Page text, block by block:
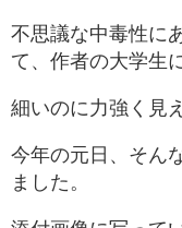
不思議な中毒性に
て、作者の大学生
細いのに力強く見
今年の元日、そん
ました。